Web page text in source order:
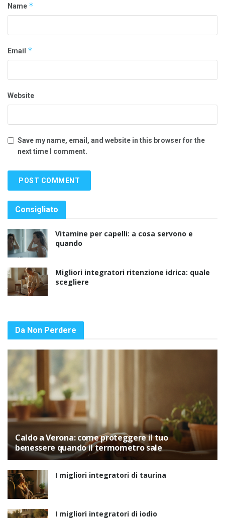
Name *
Email *
Website
Save my name, email, and website in this browser for the
next time I comment.
Consigliato
Vitamine per capelli: a cosa servono e
quando
Migliori integratori ritenzione idrica: quale
scegliere
Da Non Perdere
Caldo a Verona: come proteggere il tuo
benessere quando il termometro sale
I migliori integratori di taurina
I migliori integratori di iodio